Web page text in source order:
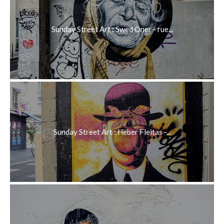
Sunday Street Art : Swed Oner - rue...
Sunday Street Art : Heber Fleitas -...